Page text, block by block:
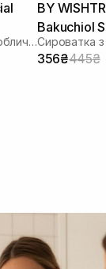
Засіб для делікатного очищення обличчя
BY
Bakuchiol
Сироватка з
356₴445₴